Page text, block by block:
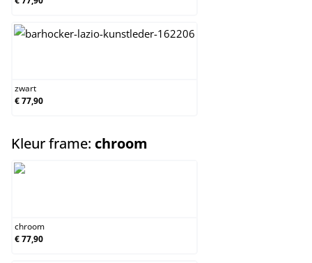
zwart
€ 77,90
Kleur frame: chroom
chroom
€ 77,90